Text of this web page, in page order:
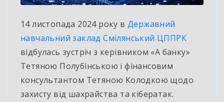
14 листопада 2024 року в Державний
навчальний заклад Смілянський ЦППРК
відбулась зустріч з керівником «А банку»
Тетяною Полубінською і фінансовим
консультантом Тетяною Колодкою щодо
захисту від шахрайства та кібератак.